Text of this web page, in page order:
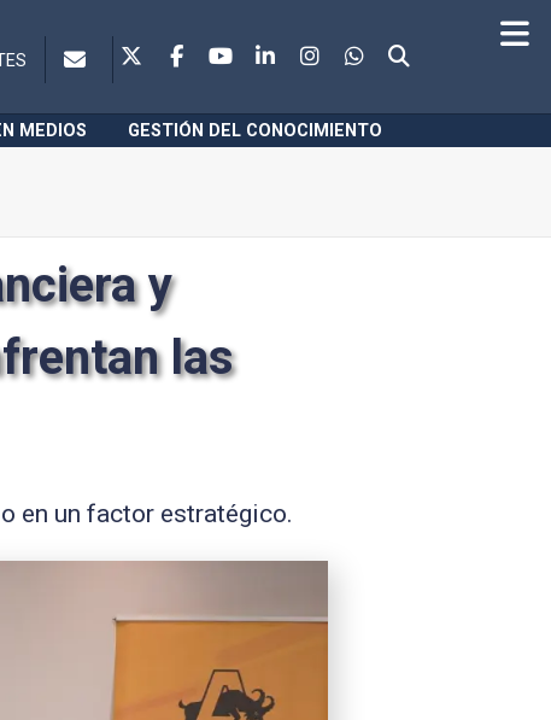
MEDIOS GESTIÓN DEL CONOCIMIENTO
y
las
en un factor estratégico.